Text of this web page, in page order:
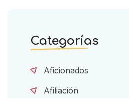
Categorías
Aficionados
Afiliación